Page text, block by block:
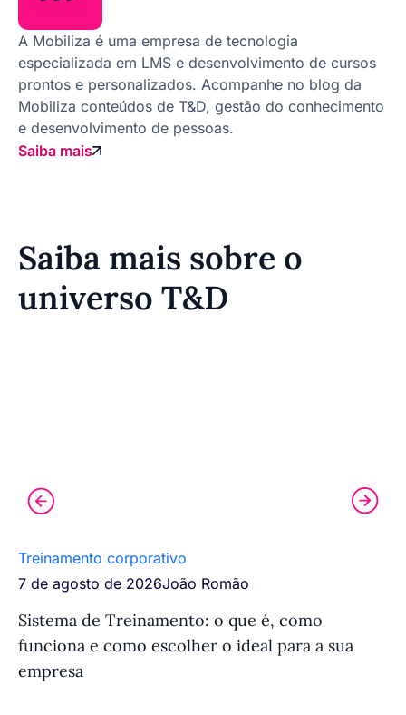
A Mobiliza é uma empresa de tecnologia
especializada em LMS e desenvolvimento de cursos
prontos e personalizados. Acompanhe no blog da
Mobiliza conteúdos de T&D, gestão do conhecimento
e desenvolvimento de pessoas.
Saiba mais
Saiba mais sobre o
universo T&D
Treinamento corporativo
7 de agosto de 2026João Romão
Sistema de Treinamento: o que é, como
funciona e como escolher o ideal para a sua
empresa